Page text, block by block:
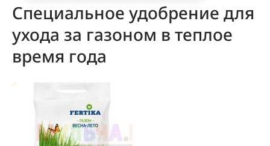
Специальное удобрение для
ухода за газоном в теплое
время года